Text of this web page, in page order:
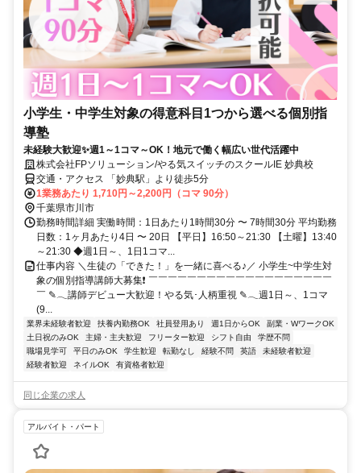
小学生・中学生対象の得意科目1つから選べる個別指
導塾
未経験大歓迎✨週1～1コマ～OK！地元で働く幅広い世代活躍中
株式会社FPソリューション/やる気スイッチのスクールIE 妙典校
交通・アクセス 「妙典駅」より徒歩5分
1業務あたり 1,710円～2,200円（コマ 90分）
千葉県市川市
勤務時間詳細 実働時間：1日あたり1時間30分 〜 7時間30分 平均勤務
日数：1ヶ月あたり4日 〜 20日 【平日】16:50～21:30 【土曜】13:40
～21:30 ◆週1日～、1日1コマ...
仕事内容 ＼生徒の「できた！」を一緒に喜べる♪／ 小学生~中学生対
象の個別指導講師大募集❗ ￣￣￣￣￣￣￣￣￣￣￣￣￣￣￣￣￣￣￣
￣ ✎𓂃講師デビュー大歓迎！やる気･人柄重視 ✎𓂃週1日～、1コマ
(9...
業界未経験者歓迎 扶養内勤務OK 社員登用あり 週1日からOK
副業・WワークOK
土日祝のみOK
主婦・主夫歓迎 フリーター歓迎 シフト自由
学歴不問
職場見学可
平日のみOK 学生歓迎 転勤なし 経験不問 英語
未経験者歓迎
経験者歓迎
ネイルOK 有資格者歓迎
同じ企業の求人
アルバイト・パート